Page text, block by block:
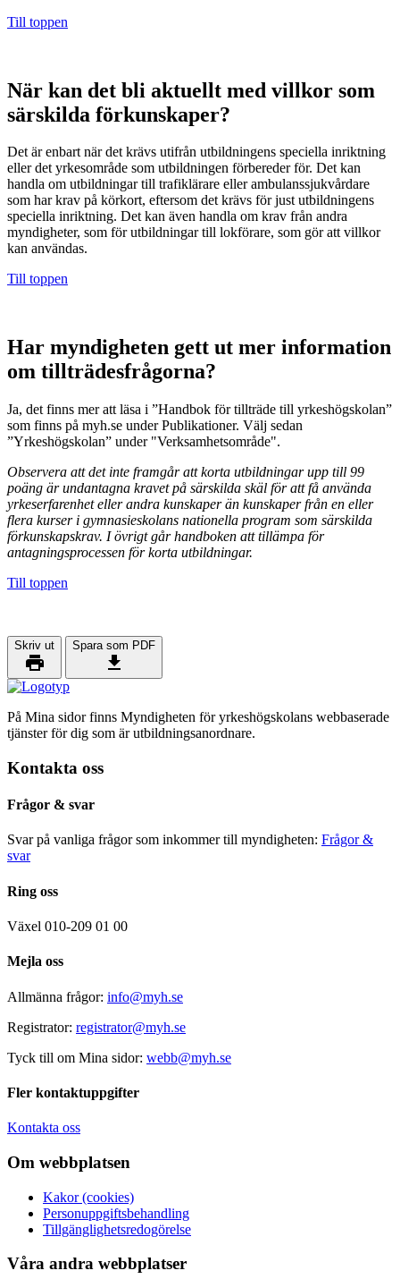
Till toppen
När kan det bli aktuellt med villkor som
särskilda förkunskaper?
Det är enbart när det krävs utifrån utbildningens speciella inriktning
eller det yrkesområde som utbildningen förbereder för. Det kan
handla om utbildningar till trafiklärare eller ambulanssjukvårdare
som har krav på körkort, eftersom det krävs för just utbildningens
speciella inriktning. Det kan även handla om krav från andra
myndigheter, som för utbildningar till lokförare, som gör att villkor
kan användas.
Till toppen
Har myndigheten gett ut mer information
om tillträdesfrågorna?
Ja, det finns mer att läsa i ”Handbok för tillträde till yrkeshögskolan”
som finns på myh.se under Publikationer. Välj sedan
”Yrkeshögskolan” under "Verksamhetsområde".
Observera att det inte framgår att korta utbildningar upp till 99
poäng är undantagna kravet på särskilda skäl för att få använda
yrkeserfarenhet eller andra kunskaper än kunskaper från en eller
flera kurser i gymnasieskolans nationella program som särskilda
förkunskapskrav. I övrigt går handboken att tillämpa för
antagningsprocessen för korta utbildningar.
Till toppen
Skriv ut Spara som PDF
På Mina sidor finns Myndigheten för yrkeshögskolans webbaserade
tjänster för dig som är utbildningsanordnare.
Kontakta oss
Frågor & svar
Svar på vanliga frågor som inkommer till myndigheten: Frågor &
svar
Ring oss
Växel 010-209 01 00
Mejla oss
Allmänna frågor: info@myh.se
Registrator: registrator@myh.se
Tyck till om Mina sidor: webb@myh.se
Fler kontaktuppgifter
Kontakta oss
Om webbplatsen
Kakor (cookies)
Personuppgiftsbehandling
Tillgänglighetsredogörelse
Våra andra webbplatser